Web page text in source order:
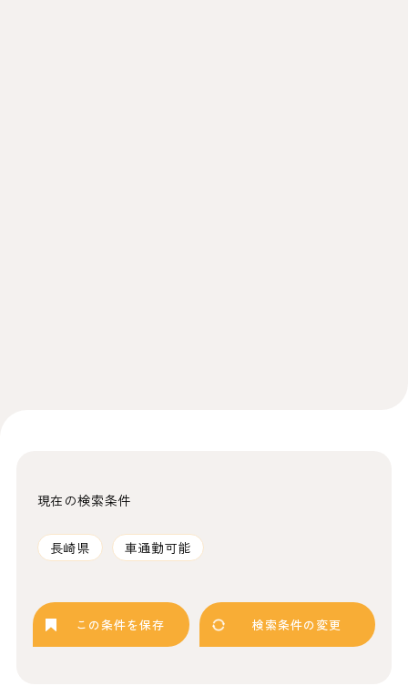
現在の検索条件
長崎県 車通勤可能
この条件を保存 検索条件の変更